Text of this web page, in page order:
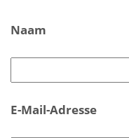
Naam
E-Mail-Adresse